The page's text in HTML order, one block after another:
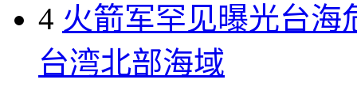
4 火箭军罕见曝光台海
台湾北部海域